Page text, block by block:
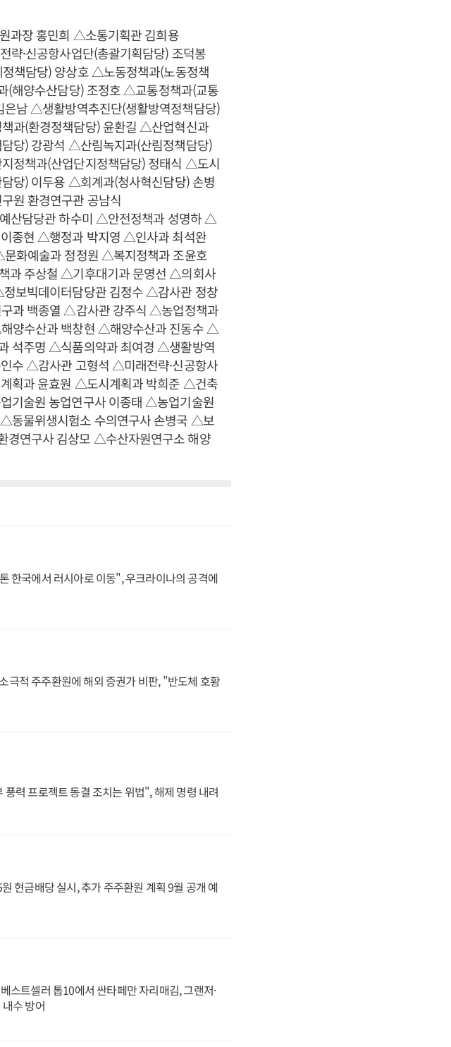
과장 홍민희 △소통기획관 김희용
·신공항사업단(총괄기획담당) 조덕봉
책담당) 양상호 △노동정책과(노동정책
해양수산담당) 조정호 △교통정책과(교통
남 △생활방역추진단(생활방역정책담당)
과(환경정책담당) 윤환길 △산업혁신과
당) 강광석 △산림녹지과(산림정책담당)
정책과(산업단지정책담당) 정태식 △도시
당) 이두용 △회계과(청사혁신담당) 손병
원 환경연구관 공남식
산담당관 하수미 △안전정책과 성명하 △
종현 △행정과 박지영 △인사과 최석완
화예술과 정정원 △복지정책과 조윤호
과 주상철 △기후대기과 문영선 △의회사
보빅데이터담당관 김정수 △감사관 정창
과 백종열 △감사관 강주식 △농업정책과
양수산과 백창현 △해양수산과 진동수 △
석주명 △식품의약과 최여경 △생활방역
수 △감사관 고형석 △미래전략·신공항사
획과 윤효원 △도시계획과 박희준 △건축
기술원 농업연구사 이종태 △농업기술원
동물위생시험소 수의연구사 손병국 △보
경연구사 김상모 △수산자원연구소 해양
한국에서 러시아로 이동", 우크라이나의 공격에
극적 주주환원에 해외 증권가 비판, "반도체 호황
력 프로젝트 동결 조치는 위법", 해제 명령 내려
현금배당 실시, 추가 주주환원 계획 9월 공개 예
스트셀러 톱10에서 싼타페만 자리매김, 그랜저·
수 방어